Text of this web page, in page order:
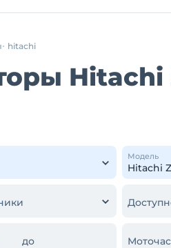
hitachi
Hitachi
Модель
до